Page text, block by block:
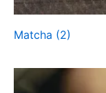
Matcha (2)